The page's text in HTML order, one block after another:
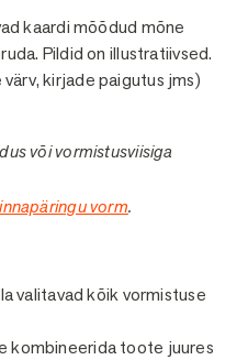
kaardi mõõdud mõne
Pildid on illustratiivsed.
kirjade paigutus jms)
või vormistusviisiga
vorm.
valitavad kõik vormistuse
kombineerida toote juures